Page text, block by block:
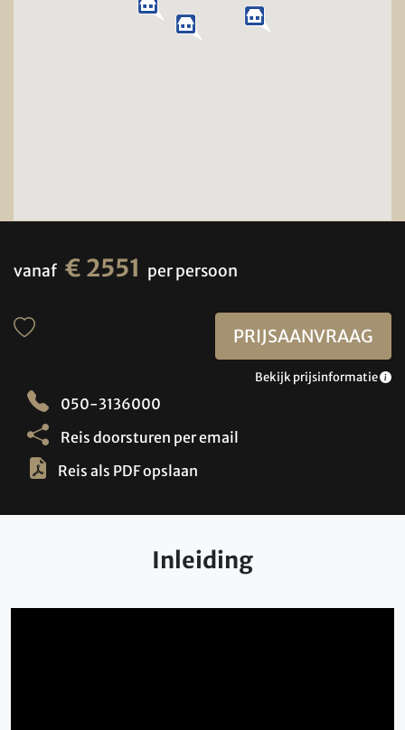
vanaf € 2551 per persoon
PRIJSAANVRAAG
Bekijk prijsinformatie
050-3136000
Reis doorsturen per email
Reis als PDF opslaan
Inleiding